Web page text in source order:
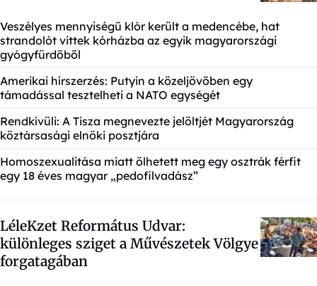
Veszélyes mennyiségű klór került a medencébe, hat
strandolót vittek kórházba az egyik magyarországi
gyógyfürdőből
Amerikai hírszerzés: Putyin a közeljövőben egy
támadással tesztelheti a NATO egységét
Rendkívüli: A Tisza megnevezte jelöltjét Magyarország
köztársasági elnöki posztjára
Homoszexualitása miatt ölhetett meg egy osztrák férfit
egy 18 éves magyar „pedofilvadász”
LéleKzet Református Udvar:
különleges sziget a Művészetek Völgye
forgatagában